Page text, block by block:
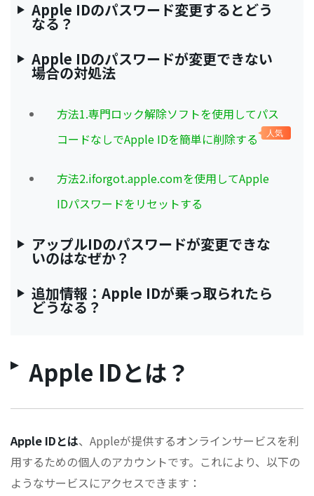
Apple IDのパスワード変更するとどう
なる？
Apple IDのパスワードが変更できない
場合の対処法
方法1.専門ロック解除ソフトを使用してパス
コードなしでApple IDを簡単に削除する
人気
方法2.iforgot.apple.comを使用してApple
IDパスワードをリセットする
アップルIDのパスワードが変更できな
いのはなぜか？
追加情報：Apple IDが乗っ取られたら
どうなる？
Apple IDとは？
Apple IDとは、Appleが提供するオンラインサービスを利
用するための個人のアカウントです。これにより、以下の
ようなサービスにアクセスできます：